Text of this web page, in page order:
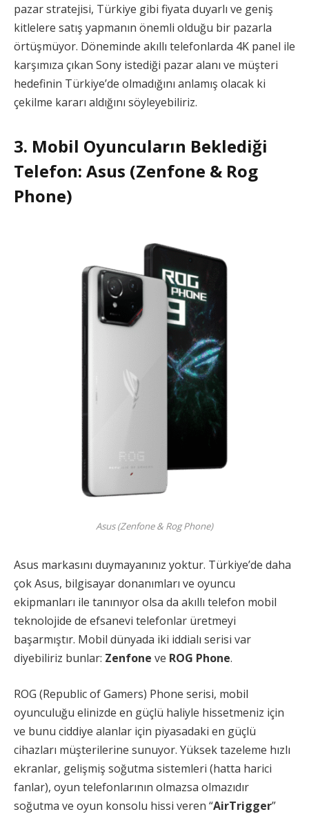
pazar stratejisi, Türkiye gibi fiyata duyarlı ve geniş
kitlelere satış yapmanın önemli olduğu bir pazarla
örtüşmüyor. Döneminde akıllı telefonlarda 4K panel ile
karşımıza çıkan Sony istediği pazar alanı ve müşteri
hedefinin Türkiye’de olmadığını anlamış olacak ki
çekilme kararı aldığını söyleyebiliriz.
3. Mobil Oyuncuların Beklediği
Telefon: Asus (Zenfone & Rog
Phone)
Asus (Zenfone & Rog Phone)
Asus markasını duymayanınız yoktur. Türkiye’de daha
çok Asus, bilgisayar donanımları ve oyuncu
ekipmanları ile tanınıyor olsa da akıllı telefon mobil
teknolojide de efsanevi telefonlar üretmeyi
başarmıştır. Mobil dünyada iki iddialı serisi var
diyebiliriz bunlar: Zenfone ve ROG Phone.
ROG (Republic of Gamers) Phone serisi, mobil
oyunculuğu elinizde en güçlü haliyle hissetmeniz için
ve bunu ciddiye alanlar için piyasadaki en güçlü
cihazları müşterilerine sunuyor. Yüksek tazeleme hızlı
ekranlar, gelişmiş soğutma sistemleri (hatta harici
fanlar), oyun telefonlarının olmazsa olmazıdır
soğutma ve oyun konsolu hissi veren “AirTrigger”